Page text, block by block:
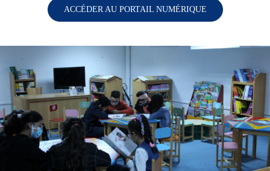
ACCÉDER AU PORTAIL NUMÉRIQUE